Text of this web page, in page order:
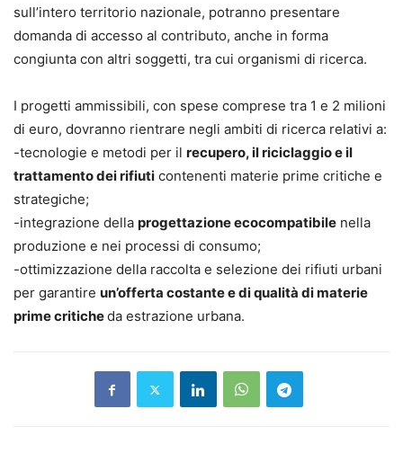
sull’intero territorio nazionale, potranno presentare
domanda di accesso al contributo, anche in forma
congiunta con altri soggetti, tra cui organismi di ricerca.
I progetti ammissibili, con spese comprese tra 1 e 2 milioni
di euro, dovranno rientrare negli ambiti di ricerca relativi a:
-tecnologie e metodi per il recupero, il riciclaggio e il
trattamento dei rifiuti contenenti materie prime critiche e
strategiche;
-integrazione della progettazione ecocompatibile nella
produzione e nei processi di consumo;
-ottimizzazione della raccolta e selezione dei rifiuti urbani
per garantire un’offerta costante e di qualità di materie
prime criticheda estrazione urbana.